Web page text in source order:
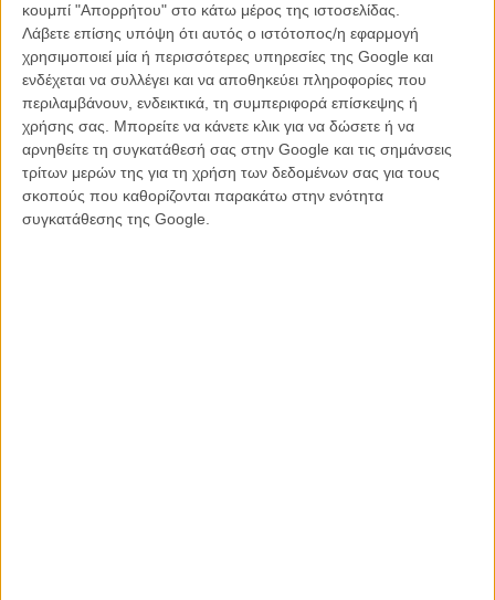
κουμπί "Απορρήτου" στο κάτω μέρος της ιστοσελίδας.
Λάβετε επίσης υπόψη ότι αυτός ο ιστότοπος/η εφαρμογή
χρησιμοποιεί μία ή περισσότερες υπηρεσίες της Google και
ενδέχεται να συλλέγει και να αποθηκεύει πληροφορίες που
περιλαμβάνουν, ενδεικτικά, τη συμπεριφορά επίσκεψης ή
χρήσης σας. Μπορείτε να κάνετε κλικ για να δώσετε ή να
αρνηθείτε τη συγκατάθεσή σας στην Google και τις σημάνσεις
τρίτων μερών της για τη χρήση των δεδομένων σας για τους
σκοπούς που καθορίζονται παρακάτω στην ενότητα
συγκατάθεσης της Google.
Μάικλ Φασμπέντερ, «Shame»
Γκάρι Ολντμαν, «Tinker, Tailor, Soldier, Spy»
Μάικλ Σάνον, «Το Καταφύγιο »
Α’ Γυναικείος Ρόλος
Κίρστεν Ντανστ, «Melancholia»